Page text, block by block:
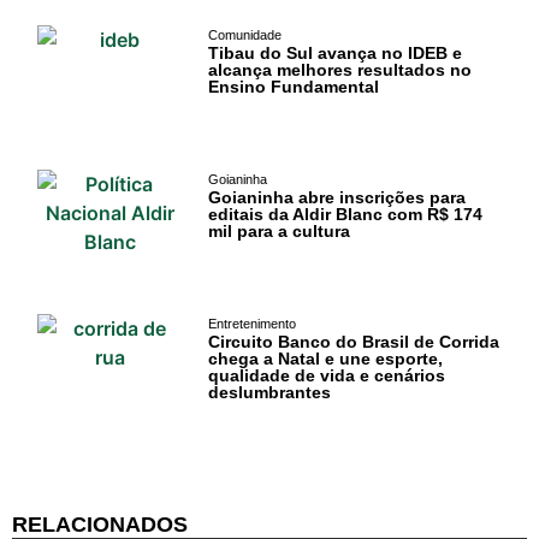
Turismo
Entretenimento
Baía Formosa
Canguaretama
Gastronomia
Comunidade
Tibau do Sul avança no IDEB e
alcança melhores resultados no
Ensino Fundamental
Goianinha
Goianinha abre inscrições para
editais da Aldir Blanc com R$ 174
mil para a cultura
Entretenimento
Circuito Banco do Brasil de Corrida
chega a Natal e une esporte,
qualidade de vida e cenários
deslumbrantes
RELACIONADOS